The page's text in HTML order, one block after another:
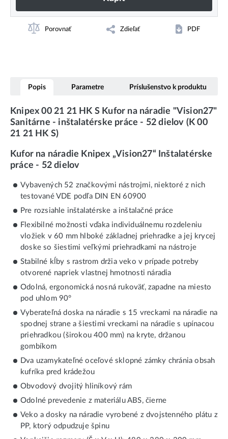
Porovnať Zdieľať PDF
Popis Parametre Príslušenstvo k produktu
Knipex 00 21 21 HK S Kufor na náradie "Vision27"
Sanitárne - inštalatérske práce - 52 dielov (K 00
21 21 HK S)
Kufor na náradie Knipex „Vision27“ Inštalatérske
práce - 52 dielov
Vybavených 52 značkovými nástrojmi, niektoré z nich
testované VDE podľa DIN EN 60900
Pre rozsiahle inštalatérske a inštalačné práce
Flexibilné možnosti vďaka individuálnemu rozdeleniu
vložiek v 60 mm hlboké základnej priehradke a jej krycej
doske so šiestimi veľkými priehradkami na nástroje
Stabilné kĺby s rastrom držia veko v prípade potreby
otvorené napriek vlastnej hmotnosti náradia
Odolná, ergonomická nosná rukoväť, zapadne na miesto
pod uhlom 90°
Vyberateľná doska na náradie s 15 vreckami na náradie na
spodnej strane a šiestimi vreckami na náradie s upínacou
priehradkou (širokou 400 mm) na kryte, držanou
gombíkom
Dva uzamykateľné oceľové sklopné zámky chránia obsah
kufríka pred krádežou
Obvodový dvojitý hliníkový rám
Odolné prevedenie z materiálu ABS, čierne
Veko a dosky na náradie vyrobené z dvojstenného plátu z
PP, ktorý odpudzuje špinu